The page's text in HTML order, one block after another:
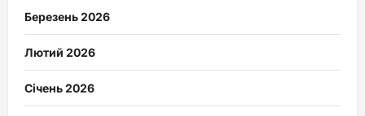
Березень 2026
Лютий 2026
Січень 2026